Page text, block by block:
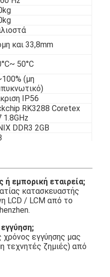
και 33,8mm
°C~ 50°C
(μη
IP56
RK3288 Coretex
1.8GHz
DDR3 2GB
PNG, BMP, PNG, GIF
ή εμπορική εταιρεία;
κατασκευαστής
LCD / LCM από το
εγγύησης μας
τεχνητές ζημιές) από